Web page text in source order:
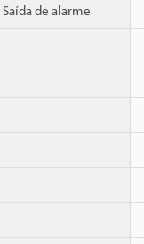
Saída de alarme